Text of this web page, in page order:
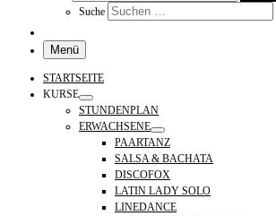
Suche
Menü
STARTSEITE
KURSE
STUNDENPLAN
ERWACHSENE
PAARTANZ
SALSA & BACHATA
DISCOFOX
LATIN LADY SOLO
LINEDANCE